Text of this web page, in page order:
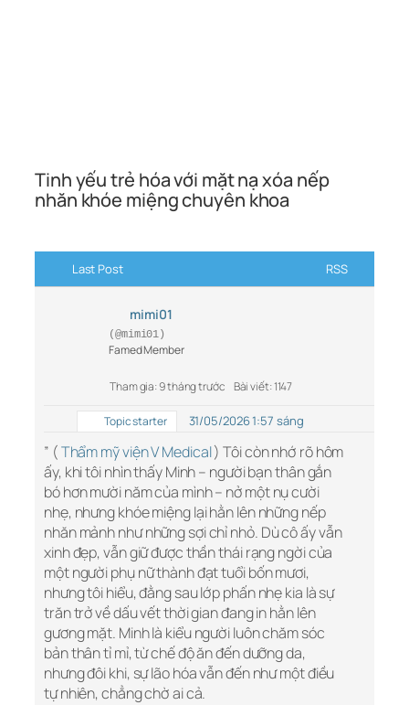
Tinh yếu trẻ hóa với mặt nạ xóa nếp
nhăn khóe miệng chuyên khoa
Last Post RSS
mimi01
(@mimi01)
Famed Member
Tham gia: 9 tháng trước Bài viết: 1147
Topic starter 31/05/2026 1:57 sáng
” (Thẩm mỹ viện V Medical) Tôi còn nhớ rõ hôm
ấy, khi tôi nhìn thấy Minh – người bạn thân gắn
bó hơn mười năm của mình – nở một nụ cười
nhẹ, nhưng khóe miệng lại hằn lên những nếp
nhăn mảnh như những sợi chỉ nhỏ. Dù cô ấy vẫn
xinh đẹp, vẫn giữ được thần thái rạng ngời của
một người phụ nữ thành đạt tuổi bốn mươi,
nhưng tôi hiểu, đằng sau lớp phấn nhẹ kia là sự
trăn trở về dấu vết thời gian đang in hằn lên
gương mặt. Minh là kiểu người luôn chăm sóc
bản thân tỉ mỉ, từ chế độ ăn đến dưỡng da,
nhưng đôi khi, sự lão hóa vẫn đến như một điều
tự nhiên, chẳng chờ ai cả.